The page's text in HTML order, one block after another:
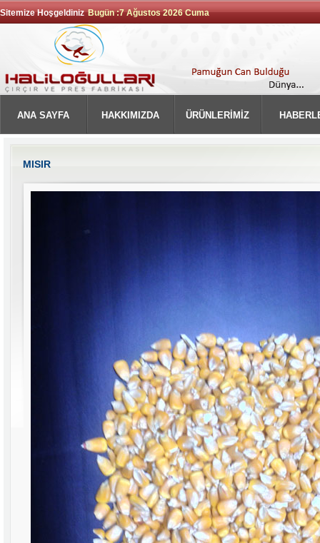
Sitemize Hoşgeldiniz Bugün :7 Ağustos 2026 Cuma
ANA SAYFA HAKKIMIZDA ÜRÜNLERİMİZ
MISIR